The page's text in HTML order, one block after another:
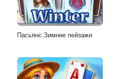
Пасьянс Зимние пейзажи